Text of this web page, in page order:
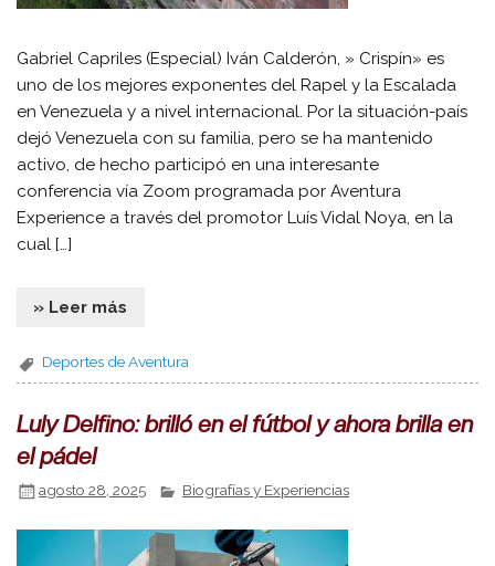
Gabriel Capriles (Especial) Iván Calderón, » Crispín» es
uno de los mejores exponentes del Rapel y la Escalada
en Venezuela y a nivel internacional. Por la situación-país
dejó Venezuela con su familia, pero se ha mantenido
activo, de hecho participó en una interesante
conferencia vía Zoom programada por Aventura
Experience a través del promotor Luís Vidal Noya, en la
cual […]
» Leer más
Deportes de Aventura
Luly Delfino: brilló en el fútbol y ahora brilla en
el pádel
agosto 28, 2025 Biografías y Experiencias